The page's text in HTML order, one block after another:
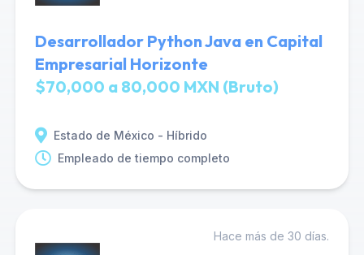
Desarrollador Python Java en Capital
Empresarial Horizonte
$70,000 a 80,000 MXN (Bruto)
Estado de México - Híbrido
Empleado de tiempo completo
Hace más de 30 días.